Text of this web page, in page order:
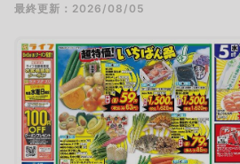
最終更新：2026/08/05